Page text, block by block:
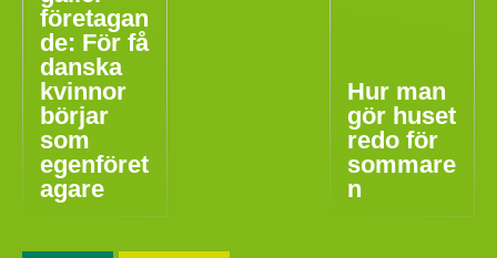
företagan
de: För få
danska
kvinnor
börjar
som
egenföret
agare
Hur man
gör huset
redo för
sommare
n